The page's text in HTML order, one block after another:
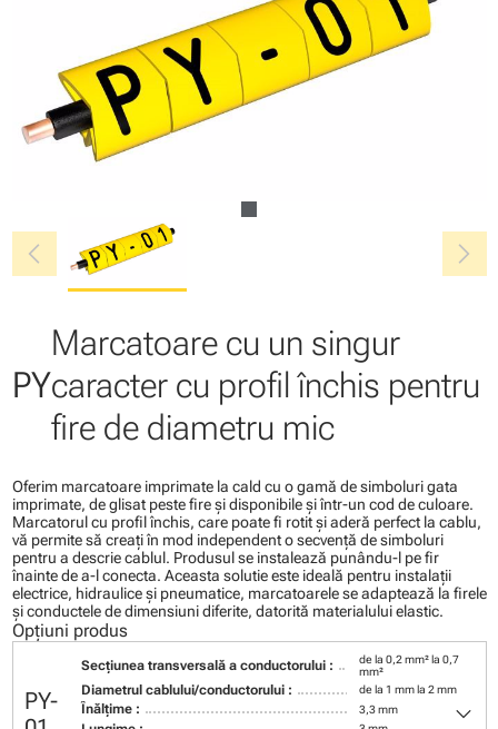
chevron_left chevron_right
PY
Marcatoare cu un singur
caracter cu profil închis pentru
fire de diametru mic
Oferim marcatoare imprimate la cald cu o gamă de simboluri gata
imprimate, de glisat peste fire şi disponibile şi într-un cod de culoare.
Marcatorul cu profil închis, care poate fi rotit şi aderă perfect la cablu,
vă permite să creaţi în mod independent o secvenţă de simboluri
pentru a descrie cablul. Produsul se instalează punându-l pe fir
înainte de a-l conecta. Aceasta solutie este ideală pentru instalaţii
electrice, hidraulice şi pneumatice, marcatoarele se adaptează la firele
şi conductele de dimensiuni diferite, datorită materialului elastic.
Opțiuni produs
PY-
Secţiunea transversală a conductorului :
de la 0,2 mm² la 0,7
mm²
Diametrul cablului/conductorului : de la 1 mm la 2 mm
Înălţime : 3,3 mm keyboard_arrow_down